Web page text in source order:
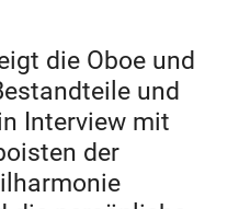
die Oboe und
und
Interview mit
der